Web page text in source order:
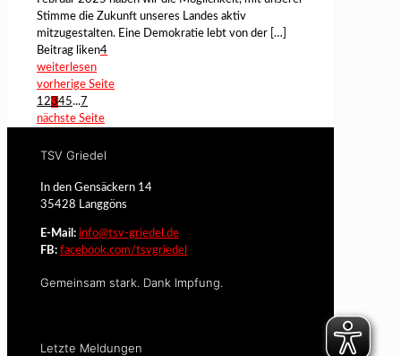
Stimme die Zukunft unseres Landes aktiv
mitzugestalten. Eine Demokratie lebt von der […]
Beitrag liken4
weiterlesen
vorherige Seite
12345...7
nächste Seite
TSV Griedel
In den Gensäckern 14
35428 Langgöns
E-Mail: info@tsv-griedel.de
FB: facebook.com/tsvgriedel
Gemeinsam stark. Dank Impfung.
Letzte Meldungen